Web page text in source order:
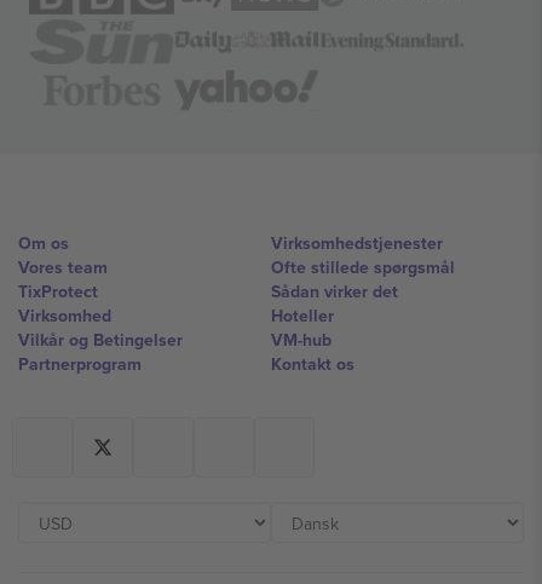
Om os
Vores team
TixProtect
Virksomhed
Vilkår og Betingelser
Partnerprogram
Virksomhedstjenester
Ofte stillede spørgsmål
Sådan virker det
Hoteller
VM-hub
Kontakt os